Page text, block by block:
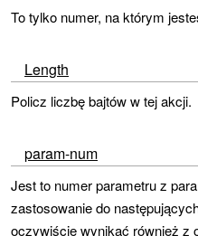
To tylko numer, na którym
Length
Policz liczbę bajtów w tej akcji.
param-num
Jest to numer parametru z
zastosowanie do
oczywiście wynikać również z